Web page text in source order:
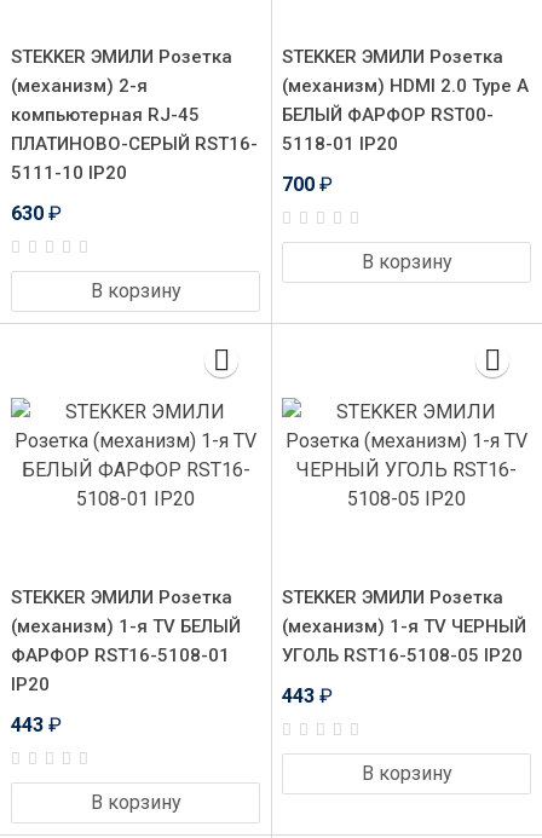
STEKKER ЭМИЛИ Розетка
(механизм) 2-я
компьютерная RJ-45
ПЛАТИНОВО-СЕРЫЙ RST16-
5111-10 IP20
630 ₽
В корзину
STEKKER ЭМИЛИ Розетка
(механизм) HDMI 2.0 Type A
БЕЛЫЙ ФАРФОР RST00-
5118-01 IP20
700 ₽
В корзину
STEKKER ЭМИЛИ Розетка
(механизм) 1-я TV БЕЛЫЙ
ФАРФОР RST16-5108-01
IP20
443 ₽
В корзину
STEKKER ЭМИЛИ Розетка
(механизм) 1-я TV ЧЕРНЫЙ
УГОЛЬ RST16-5108-05 IP20
443 ₽
В корзину